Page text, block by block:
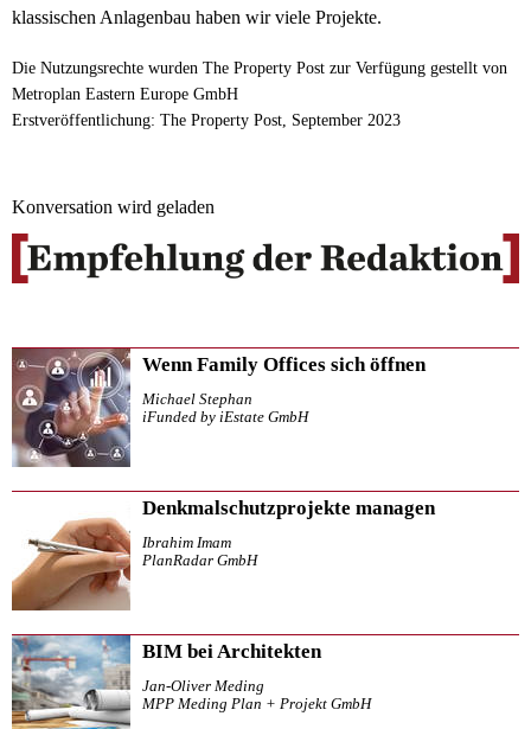
klassischen Anlagenbau haben wir viele Projekte.
Die Nutzungsrechte wurden The Property Post zur Verfügung gestellt von
Metroplan Eastern Europe GmbH
Erstveröffentlichung: The Property Post, September 2023
Konversation wird geladen
Wenn Family Offices sich öffnen
Michael Stephan
iFunded by iEstate GmbH
Denkmalschutzprojekte managen
Ibrahim Imam
PlanRadar GmbH
BIM bei Architekten
Jan-Oliver Meding
MPP Meding Plan + Projekt GmbH